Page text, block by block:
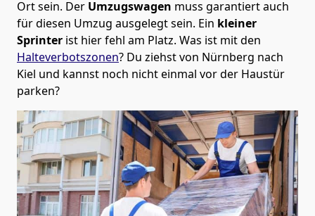
Ort sein. Der Umzugswagen muss garantiert auch
für diesen Umzug ausgelegt sein. Ein kleiner
Sprinter ist hier fehl am Platz. Was ist mit den
Halteverbotszonen? Du ziehst von Nürnberg nach
Kiel und kannst noch nicht einmal vor der Haustür
parken?